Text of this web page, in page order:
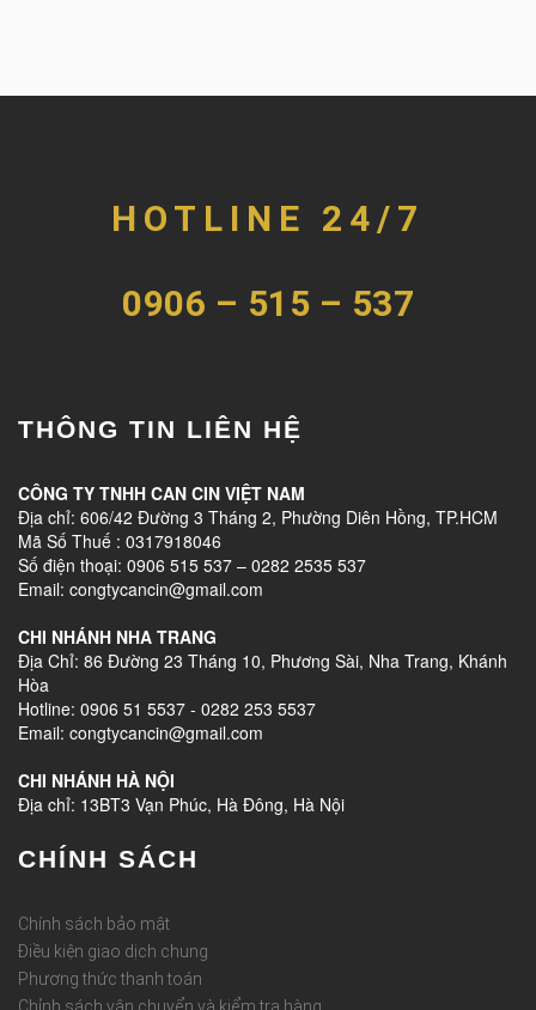
HOTLINE 24/7
0906 – 515 – 537
THÔNG TIN LIÊN HỆ
CÔNG TY TNHH CAN CIN VIỆT NAM
Địa chỉ: 606/42 Đường 3 Tháng 2, Phường Diên Hồng, TP.HCM
Mã Số Thuế : 0317918046
Số điện thoại: 0906 515 537 – 0282 2535 537
Email: congtycancin@gmail.com
CHI NHÁNH NHA TRANG
Địa Chỉ: 86 Đường 23 Tháng 10, Phương Sài, Nha Trang, Khánh
Hòa
Hotline: 0906 51 5537 - 0282 253 5537
Email: congtycancin@gmail.com
CHI NHÁNH HÀ NỘI
Địa chỉ: 13BT3 Vạn Phúc, Hà Đông, Hà Nội
CHÍNH SÁCH
Chính sách bảo mật
Điều kiện giao dịch chung
Phương thức thanh toán